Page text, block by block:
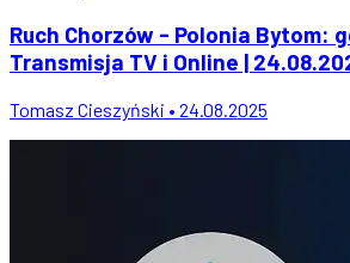
Ruch Chorzów - Polonia Bytom:
Transmisja TV i Online |
Tomasz Cieszyński • 24.08.2025